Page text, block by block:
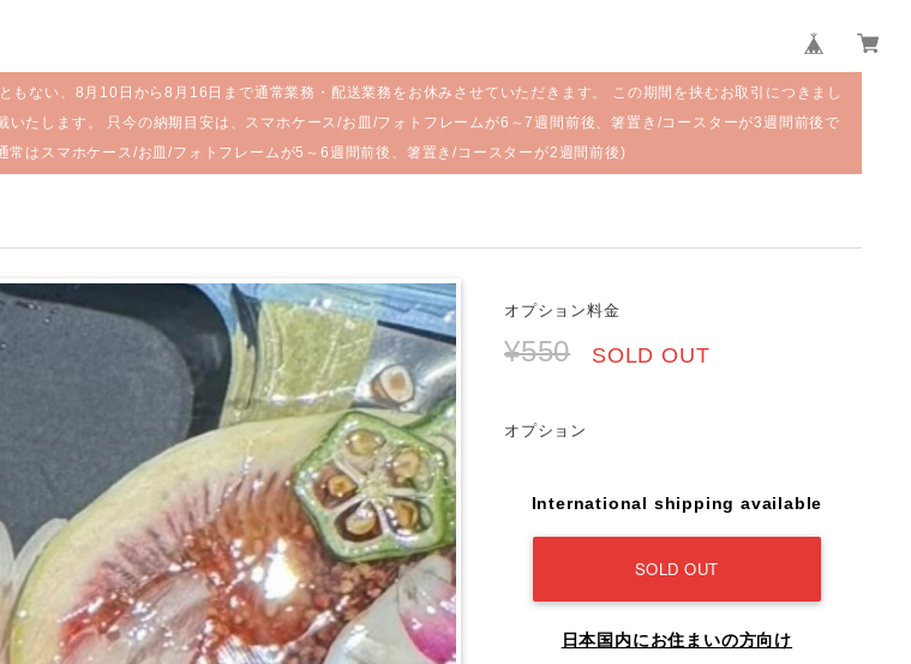
もない、8月10日から8月16日まで通常業務・配送業務をお休みさせていただきます。 この期間を挟むお取引につきまし
いたします。 只今の納期目安は、スマホケース/お皿/フォトフレームが6～7週間前後、箸置き/コースターが3週間前後で
常はスマホケース/お皿/フォトフレームが5～6週間前後、箸置き/コースターが2週間前後)
オプション料金
¥550 SOLD OUT
オプション
International shipping available
SOLD OUT
日本国内にお住まいの方向け